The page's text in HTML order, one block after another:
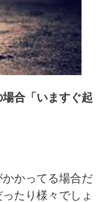
合「いますぐ起
かってる場合だ
たり様々でしょ